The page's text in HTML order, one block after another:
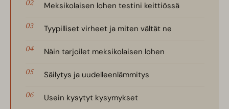
Meksikolaisen lohen testini keittiössä
Tyypilliset virheet ja miten vältät ne
Näin tarjoilet meksikolaisen lohen
Säilytys ja uudelleenlämmitys
Usein kysytyt kysymykset